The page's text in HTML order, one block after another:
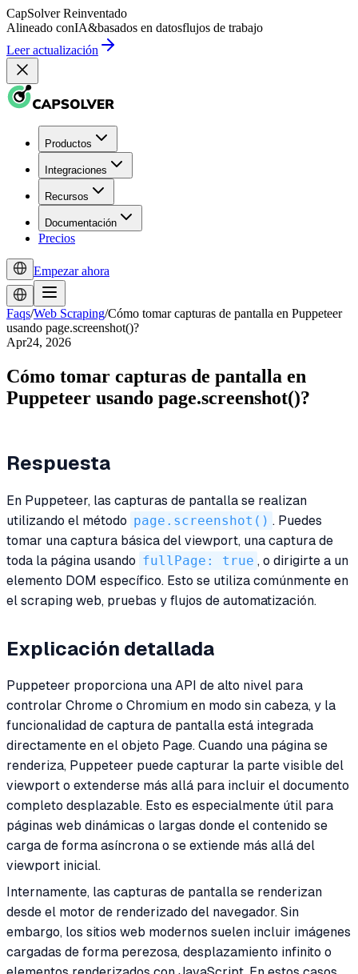
CapSolver Reinventado
Alineado conIA&basados en datosflujos de trabajo
Leer actualización
Productos
Integraciones
Recursos
Documentación
Precios
Empezar ahora
Faqs/Web Scraping/Cómo tomar capturas de pantalla en Puppeteer
usando page.screenshot()?
Apr24, 2026
Cómo tomar capturas de pantalla en
Puppeteer usando page.screenshot()?
Respuesta
En Puppeteer, las capturas de pantalla se realizan
utilizando el método page.screenshot() . Puedes
tomar una captura básica del viewport, una captura de
toda la página usando fullPage: true , o dirigirte a un
elemento DOM específico. Esto se utiliza comúnmente en
el scraping web, pruebas y flujos de automatización.
Explicación detallada
Puppeteer proporciona una API de alto nivel para
controlar Chrome o Chromium en modo sin cabeza, y la
funcionalidad de captura de pantalla está integrada
directamente en el objeto Page. Cuando una página se
renderiza, Puppeteer puede capturar la parte visible del
viewport o extenderse más allá para incluir el documento
completo desplazable. Esto es especialmente útil para
páginas web dinámicas o largas donde el contenido se
carga de forma asíncrona o se extiende más allá del
viewport inicial.
Internamente, las capturas de pantalla se renderizan
desde el motor de renderizado del navegador. Sin
embargo, los sitios web modernos suelen incluir imágenes
cargadas de forma perezosa, desplazamiento infinito o